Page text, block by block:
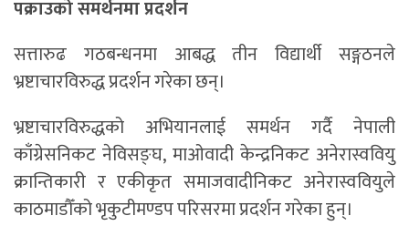
पक्राउको समर्थनमा प्रदर्शन
सत्तारुढ गठबन्धनमा आबद्ध तीन विद्यार्थी सङ्गठनले
भ्रष्टाचारविरुद्ध प्रदर्शन गरेका छन्।
भ्रष्टाचारविरुद्धको अभियानलाई समर्थन गर्दै नेपाली
काँग्रेसनिकट नेविसङ्घ, माओवादी केन्द्रनिकट अनेरास्ववियु
क्रान्तिकारी र एकीकृत समाजवादीनिकट अनेरास्ववियुले
काठमाडौँको भृकुटीमण्डप परिसरमा प्रदर्शन गरेका हुन्।